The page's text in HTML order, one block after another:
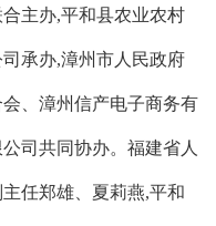
主办,平和县农业农村
承办,漳州市人民政府
、漳州信产电子商务有
司共同协办。福建省人
任郑雄、夏莉燕,平和